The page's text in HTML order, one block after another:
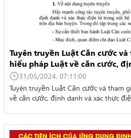
Tuyên truyền Luật Căn cước
hiểu pháp Luật về căn cước,
điện tử của Việt Nam
31/05/2024, 07:11:00
Tuyên truyền Luật Căn cước và tham
về căn cước, định danh và xác thực